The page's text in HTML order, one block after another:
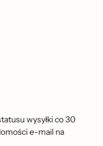
wysyłki co 30
e-mail na